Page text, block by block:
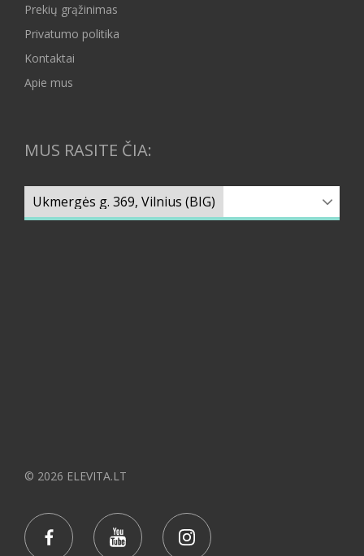
Prekių grąžinimas
Privatumo politika
Kontaktai
Apie mus
MUS RASITE ČIA:
© 2026 ELEVITA.LT